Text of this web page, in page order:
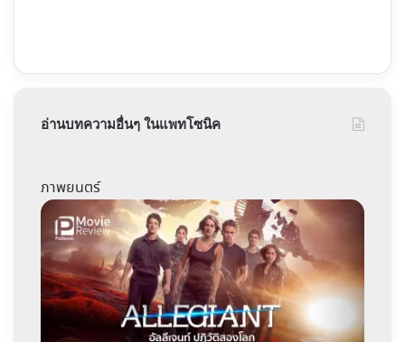
อ่านบทความอื่นๆ ในแพทโซนิค
ภาพยนตร์